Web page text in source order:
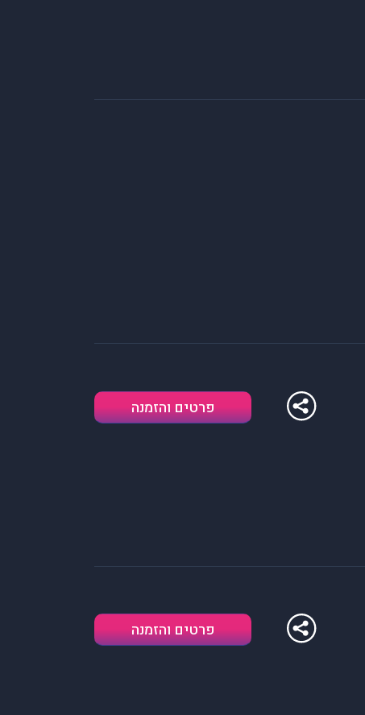
פרטים והזמנה
פרטים והזמנה